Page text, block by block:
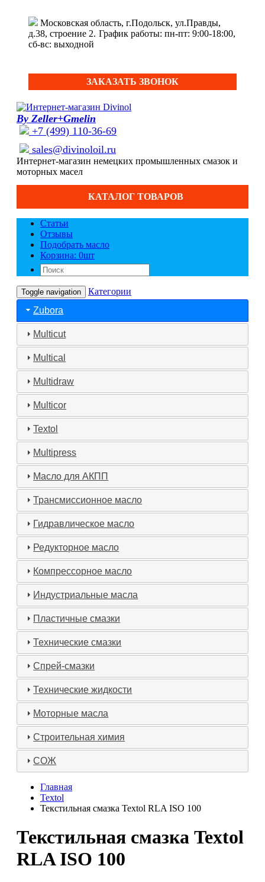
Московская область, г.Подольск, ул.Правды,
д.38, строение 2. График работы: пн-пт: 9:00-18:00,
сб-вс: выходной
ЗАКАЗАТЬ ЗВОНОК
By Zeller+Gmelin
+7 (499) 110-36-69
sales@divinoloil.ru
Интернет-магазин немецких промышленных смазок и
моторных масел
КАТАЛОГ ТОВАРОВ
Статьи
Отзывы
Подобрать масло
Корзина: 0шт
Toggle navigation
Категории
Zubora
Multicut
Multical
Multidraw
Multicor
Textol
Multipress
Масло для АКПП
Трансмиссионное масло
Гидравлическое масло
Редукторное масло
Компрессорное масло
Индустриальные масла
Пластичные смазки
Технические смазки
Спрей-смазки
Технические жидкости
Моторные масла
Строительная химия
СОЖ
Главная
Textol
Текстильная смазка Textol RLA ISO 100
Текстильная смазка Textol
RLA ISO 100